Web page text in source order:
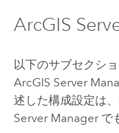
ArcGIS
以下のサブセクシ
ArcGIS Server
述した構成設定は
Server Managerで